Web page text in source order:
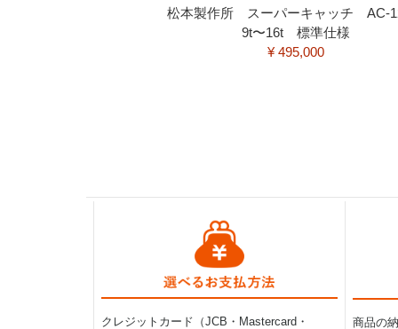
松本製作所 スーパーキャッチ
9t〜16t 標準仕様
¥ 495,000
クレジットカード（JCB・Mastercard・
商品の